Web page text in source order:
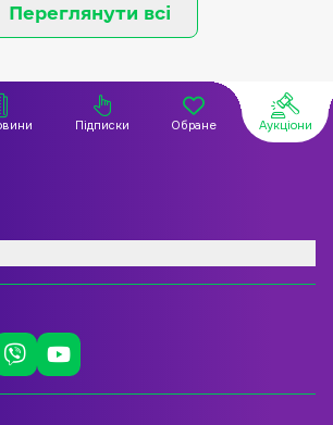
Переглянути всі
Підписки Обране Аукціони